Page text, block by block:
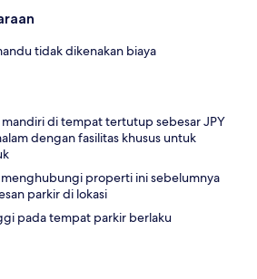
tidak dikenakan biaya
mandiri di tempat tertutup sebesar JPY
dengan fasilitas khusus untuk
menghubungi properti ini sebelumnya
parkir di lokasi
pada tempat parkir berlaku